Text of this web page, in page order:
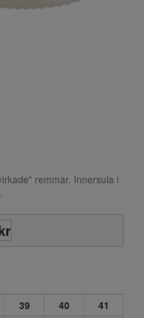
remmar. Innersula i
39 40 41